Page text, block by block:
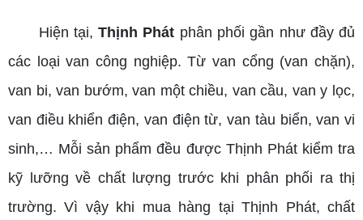
Hiện tại,Thịnh Phát phân phối gần như đầy đủ
các loại van công nghiệp. Từ van cổng (van chặn),
van bi, van bướm, van một chiều, van cầu, van y lọc,
van điều khiển điện, van điện từ, van tàu biển, van vi
sinh,… Mỗi sản phẩm đều được Thịnh Phát kiểm tra
kỹ lưỡng về chất lượng trước khi phân phối ra thị
trường. Vì vậy khi mua hàng tại Thịnh Phát, chất